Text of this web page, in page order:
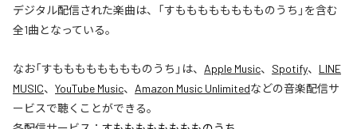
デジタル配信された楽曲は、「すもももももももものうち」を含む
全1曲となっている。
なお「すもももももももものうち 」は、 Apple Music、 Spotify、 LINE
MUSIC、 YouTube Music、 Amazon Music Unlimitedなどの音楽配信サ
ービスで聴くことができる。